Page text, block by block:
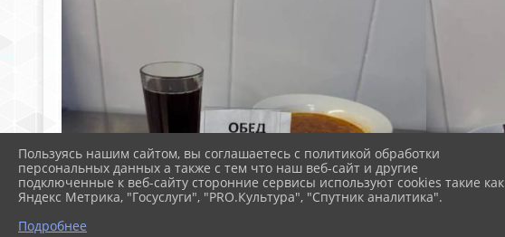
Пользуясь нашим сайтом, вы соглашаетесь с политикой обработки
персональных данных а также с тем что наш веб-сайт и другие
подключенные к веб-сайту сторонние сервисы используют cookies такие как
Яндекс Метрика, "Госуслуги", "PRO.Культура", "Спутник аналитика".
Подробнее